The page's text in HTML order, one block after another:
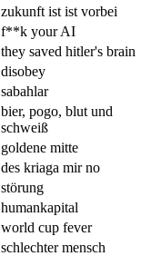
zukunft ist ist vorbei
f**k your AI
they saved hitler's brain
disobey
sabahlar
bier, pogo, blut und
schweiß
goldene mitte
des kriaga mir no
störung
humankapital
world cup fever
schlechter mensch